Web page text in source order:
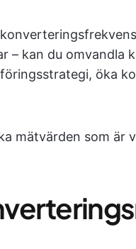
– kan du omvandla
öka
mätvärden som är